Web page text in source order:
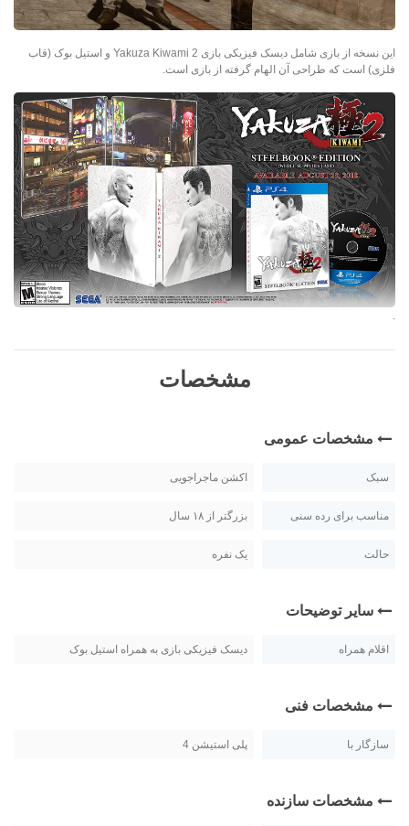
این نسخه از بازی شامل دیسک فیزیکی بازی Yakuza Kiwami 2 و استیل بوک (قاب
فلزی) است که طراحی آن الهام گرفته از بازی است.
.
مشخصات
مشخصات عمومی
سبک اکشن ماجراجویی
مناسب برای رده سنی بزرگتر از ۱۸ سال
حالت یک نفره
سایر توضیحات
اقلام همراه دیسک فیزیکی بازی به همراه استیل بوک
مشخصات فنی
سازگار با پلی استیشن 4
مشخصات سازنده